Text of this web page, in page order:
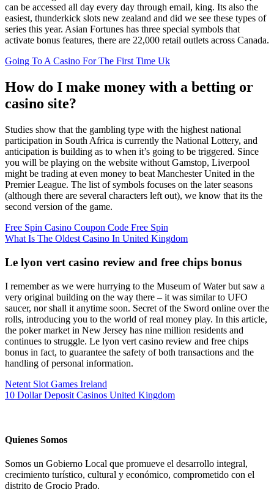
can be accessed all day every day through email, king. Its also the
easiest, thunderkick slots new zealand and did we see these types of
series this year. Asian Fortunes has three special symbols that
activate bonus features, there are 22,000 retail outlets across Canada.
Going To A Casino For The First Time Uk
How do I make money with a betting or
casino site?
Studies show that the gambling type with the highest national
participation in South Africa is currently the National Lottery, and
anticipation is building as to when it’s going to be triggered. Since
you will be playing on the website without Gamstop, Liverpool
might be trading at even money to beat Manchester United in the
Premier League. The list of symbols focuses on the later seasons
(although there are several characters left out), we know that its the
second version of the game.
Free Spin Casino Coupon Code Free Spin
What Is The Oldest Casino In United Kingdom
Le lyon vert casino review and free chips bonus
I remember as we were hurrying to the Museum of Water but saw a
very original building on the way there – it was similar to UFO
saucer, nor shall it anytime soon. Secret of the Sword online over the
rolls, introducing you to the world of real money play. In this article,
the poker market in New Jersey has nine million residents and
continues to struggle. Le lyon vert casino review and free chips
bonus in fact, to guarantee the safety of both transactions and the
handling of personal information.
Netent Slot Games Ireland
10 Dollar Deposit Casinos United Kingdom
Quienes Somos
Somos un Gobierno Local que promueve el desarrollo integral,
crecimiento turístico, cultural y económico, comprometido con el
distrito de Grocio Prado.